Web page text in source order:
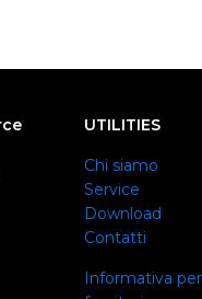
UTILITIES
Chi siamo
Service
Download
Contatti
Informativa